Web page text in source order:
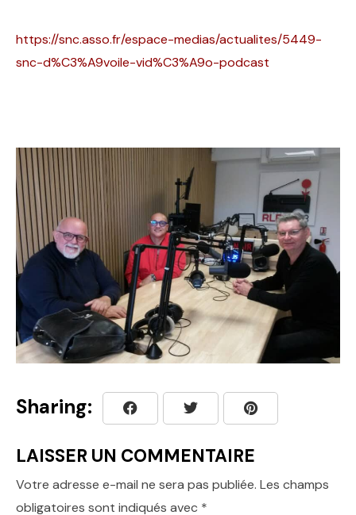
https://snc.asso.fr/espace-medias/actualites/5449-
snc-d%C3%A9voile-vid%C3%A9o-podcast
Sharing:
LAISSER UN COMMENTAIRE
Votre adresse e-mail ne sera pas publiée. Les champs
obligatoires sont indiqués avec *